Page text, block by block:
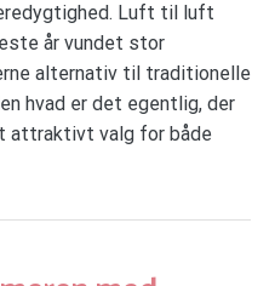
Luft til luft
år vundet stor
alternativ til traditionelle
hvad er det egentlig, der
attraktivt valg for både